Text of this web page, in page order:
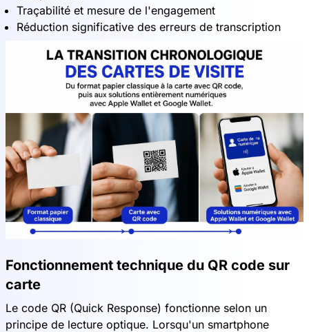
Traçabilité et mesure de l'engagement
Réduction significative des erreurs de transcription
Fonctionnement technique du QR code sur
carte
Le code QR (Quick Response) fonctionne selon un
principe de lecture optique. Lorsqu'un smartphone